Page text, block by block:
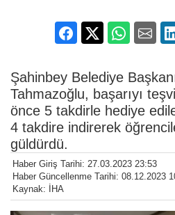
Şahinbey Belediye
Tahmazoğlu, başarıyı
önce 5 takdirle hediye
4 takdire indirerek
güldürdü.
Haber Giriş Tarihi: 27.03.2023 23:53
Haber Güncellenme Tarihi: 08.12.2023
Kaynak: İHA